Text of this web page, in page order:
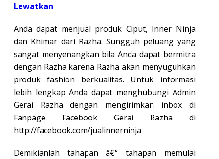
Lewatkan
Anda dapat menjual produk Ciput, Inner Ninja
dan Khimar dari Razha. Sungguh peluang yang
sangat menyenangkan bila Anda dapat bermitra
dengan Razha karena Razha akan menyuguhkan
produk fashion berkualitas. Untuk informasi
lebih lengkap Anda dapat menghubungi Admin
Gerai Razha dengan mengirimkan inbox di
Fanpage Facebook Gerai Razha di
http://facebook.com/jualinnerninja
Demikianlah tahapan â€“ tahapan memulai